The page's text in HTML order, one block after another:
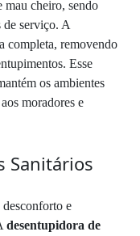
mau cheiro, sendo
de serviço. A
completa, removendo
Esse
os ambientes
moradores e
Sanitários
e
desentupidora de